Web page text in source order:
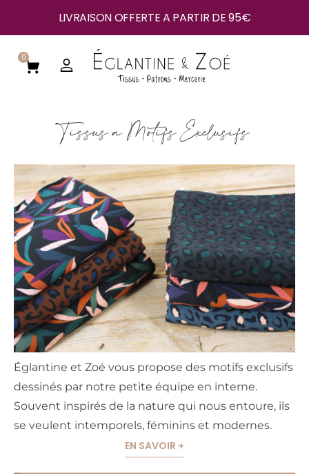
LIVRAISON OFFERTE A PARTIR DE 95€
0
Tissus à Motifs Exclusifs
Églantine et Zoé vous propose des motifs exclusifs
dessinés par notre petite équipe en interne.
Souvent inspirés de la nature qui nous entoure, ils
se veulent intemporels, féminins et modernes.
EN SAVOIR +